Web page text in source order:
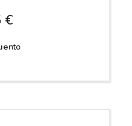
€